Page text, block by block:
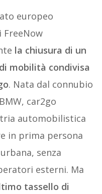
europeo
FreeNow
la chiusura di un
mobilità condivisa
. Nata dal connubio
car2go
automobilistica
in prima persona
senza
esterni. Ma
tassello di